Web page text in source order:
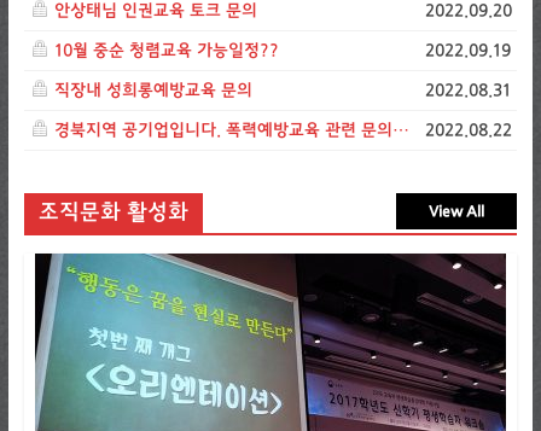
안상태님 인권교육 토크 문의 2022.09.20
10월 중순 청렴교육 가능일정?? 2022.09.19
직장내 성희롱예방교육 문의 2022.08.31
경북지역 공기업입니다. 폭력예방교육 관련 문의드립니다. 2022.08.22
조직문화 활성화 View All